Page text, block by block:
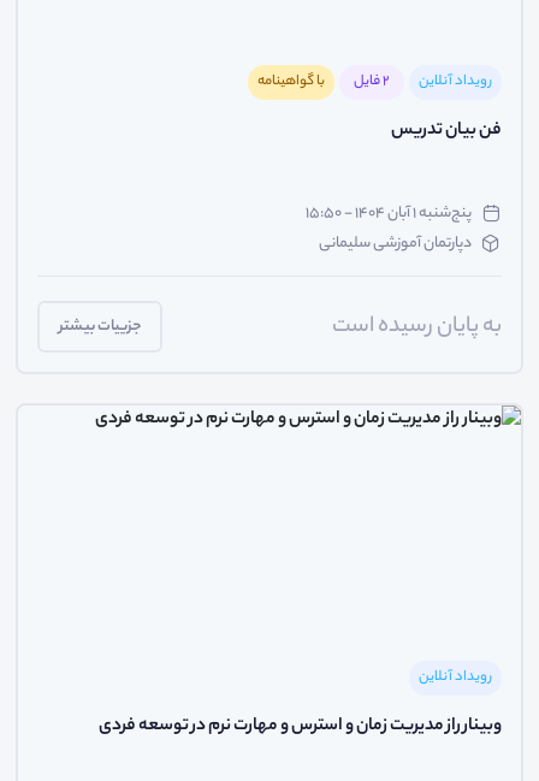
رویداد آنلاین 2 فایل با گواهینامه
فن بیان تدریس
پنج‌شنبه ۱ آبان ۱۴۰۴ - ۱۵:۵۰
دپارتمان آموزشی سلیمانی
به پایان رسیده است جزییات بیشتر
رویداد آنلاین
وبینار راز مدیریت زمان و استرس و مهارت‌ نرم در توسعه فردی